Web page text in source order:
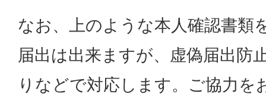
なお、上のような本人確認書類
届出は出来ますが、虚偽届出防
りなどで対応します。ご協力を